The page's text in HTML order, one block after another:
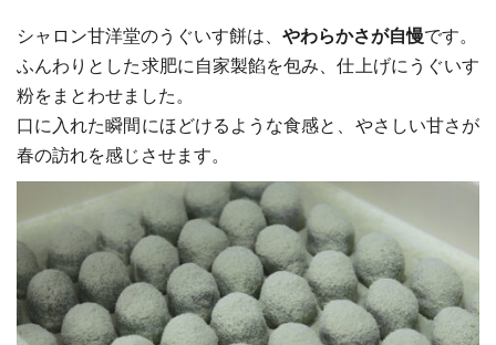
シャロン甘洋堂のうぐいす餅は、 やわらかさが自慢です。
ふんわりとした求肥に自家製餡を包み、仕上げにうぐいす
粉をまとわせました。
口に入れた瞬間にほどけるような食感と、やさしい甘さが
春の訪れを感じさせます。